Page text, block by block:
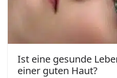
Ist eine gesunde
einer guten Haut?